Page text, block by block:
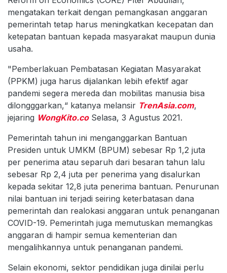
mengatakan terkait dengan pemangkasan anggaran
pemerintah tetap harus meningkatkan kecepatan dan
ketepatan bantuan kepada masyarakat maupun dunia
usaha.
"Pemberlakuan Pembatasan Kegiatan Masyarakat
(PPKM) juga harus dijalankan lebih efektif agar
pandemi segera mereda dan mobilitas manusia bisa
dilongggarkan,“ katanya melansir TrenAsia.com,
jejaring WongKito.coSelasa, 3 Agustus 2021.
Pemerintah tahun ini menganggarkan Bantuan
Presiden untuk UMKM (BPUM) sebesar Rp 1,2 juta
per penerima atau separuh dari besaran tahun lalu
sebesar Rp 2,4 juta per penerima yang disalurkan
kepada sekitar 12,8 juta penerima bantuan. Penurunan
nilai bantuan ini terjadi seiring keterbatasan dana
pemerintah dan realokasi anggaran untuk penanganan
COVID-19. Pemerintah juga memutuskan memangkas
anggaran di hampir semua kementerian dan
mengalihkannya untuk penanganan pandemi.
Selain ekonomi, sektor pendidikan juga dinilai perlu